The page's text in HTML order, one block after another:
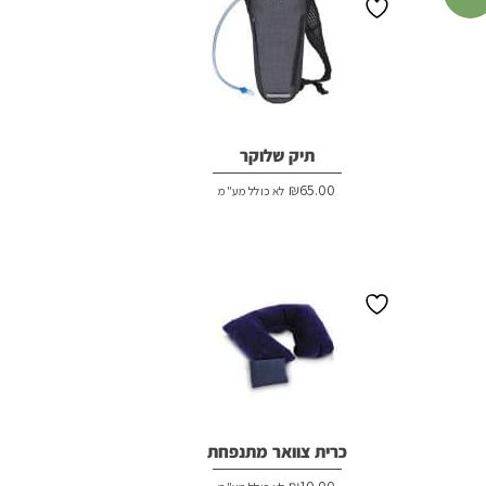
תיק שלוקר
₪65.00 לא כולל מע"מ
כרית צוואר מתנפחת